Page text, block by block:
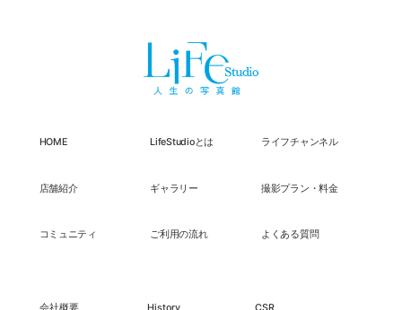
HOME LifeStudioとは ライフチャンネル
店舗紹介 ギャラリー 撮影プラン・料金
コミュニティ ご利用の流れ よくある質問
会社概要 History CSR